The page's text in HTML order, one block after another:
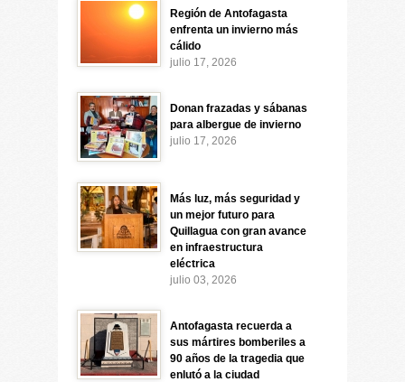
Región de Antofagasta
enfrenta un invierno más
cálido
julio 17, 2026
Donan frazadas y sábanas
para albergue de invierno
julio 17, 2026
Más luz, más seguridad y
un mejor futuro para
Quillagua con gran avance
en infraestructura
eléctrica
julio 03, 2026
Antofagasta recuerda a
sus mártires bomberiles a
90 años de la tragedia que
enlutó a la ciudad